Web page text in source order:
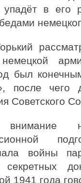
в его
немецкой
был
после чего
Советского
внимание
войны
1941 года